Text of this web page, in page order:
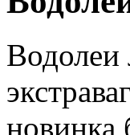
Водолеи
новинка